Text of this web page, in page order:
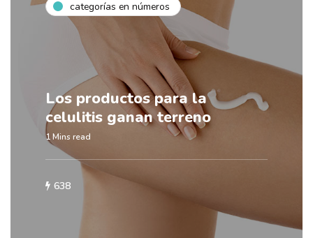
categorías en números
Los productos para la
celulitis ganan terreno
1 Mins read
638